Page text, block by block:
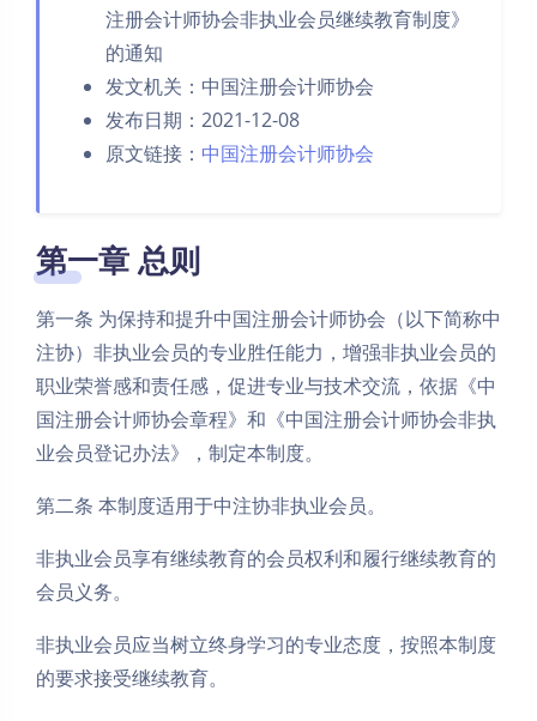
注册会计师协会非执业会员继续教育制度》
的通知
发文机关：中国注册会计师协会
发布日期：2021-12-08
原文链接： 中国注册会计师协会
第一章 总则
第一条 为保持和提升中国注册会计师协会（以下简称中
注协）非执业会员的专业胜任能力，增强非执业会员的
职业荣誉感和责任感，促进专业与技术交流，依据《中
国注册会计师协会章程》和《中国注册会计师协会非执
业会员登记办法》，制定本制度。
第二条 本制度适用于中注协非执业会员。
非执业会员享有继续教育的会员权利和履行继续教育的
会员义务。
非执业会员应当树立终身学习的专业态度，按照本制度
的要求接受继续教育。